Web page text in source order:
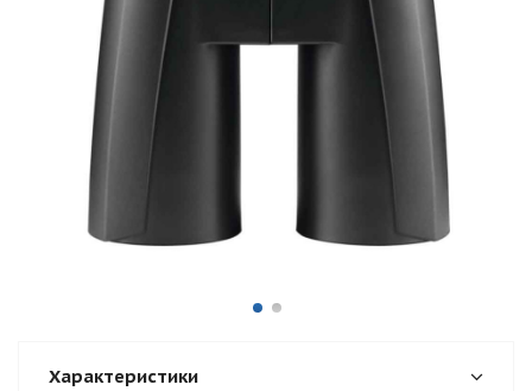
Характеристики